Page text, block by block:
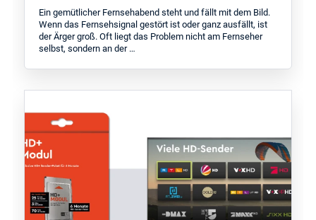
Ein gemütlicher Fernsehabend steht und fällt mit dem Bild.
Wenn das Fernsehsignal gestört ist oder ganz ausfällt, ist
der Ärger groß. Oft liegt das Problem nicht am Fernseher
selbst, sondern an der …